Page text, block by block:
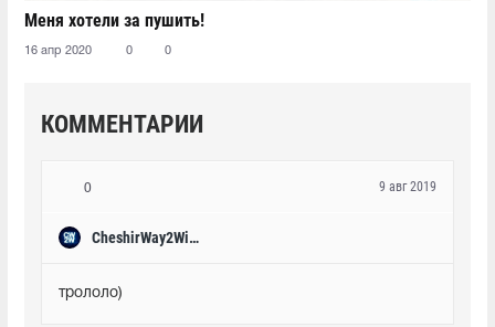
Меня хотели за пушить!
16 апр 2020 0 0
КОММЕНТАРИИ
0
CheshirWay2Win✔
9 авг 2019
трололо)